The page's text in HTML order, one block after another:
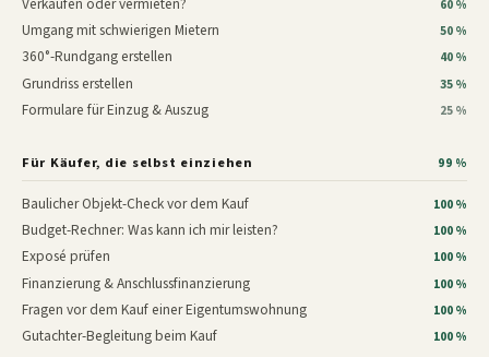
60 %
Umgang mit schwierigen Mietern 50 %
360°-Rundgang erstellen 40 %
Grundriss erstellen 35 %
Formulare für Einzug & Auszug 25 %
Für Käufer, die selbst einziehen 99 %
Baulicher Objekt-Check vor dem Kauf 100 %
Budget-Rechner: Was kann ich mir leisten? 100 %
Exposé prüfen 100 %
Finanzierung & Anschlussfinanzierung 100 %
Fragen vor dem Kauf einer Eigentumswohnung 100 %
Gutachter-Begleitung beim Kauf 100 %